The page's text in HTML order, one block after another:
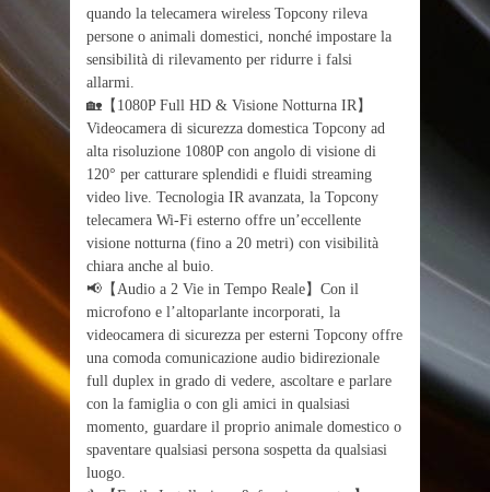
quando la telecamera wireless Topcony rileva
persone o animali domestici, nonché impostare la
sensibilità di rilevamento per ridurre i falsi
allarmi.
🏡【1080P Full HD & Visione Notturna IR】
Videocamera di sicurezza domestica Topcony ad
alta risoluzione 1080P con angolo di visione di
120° per catturare splendidi e fluidi streaming
video live. Tecnologia IR avanzata, la Topcony
telecamera Wi-Fi esterno offre un’eccellente
visione notturna (fino a 20 metri) con visibilità
chiara anche al buio.
📢【Audio a 2 Vie in Tempo Reale】Con il
microfono e l’altoparlante incorporati, la
videocamera di sicurezza per esterni Topcony offre
una comoda comunicazione audio bidirezionale
full duplex in grado di vedere, ascoltare e parlare
con la famiglia o con gli amici in qualsiasi
momento, guardare il proprio animale domestico o
spaventare qualsiasi persona sospetta da qualsiasi
luogo.